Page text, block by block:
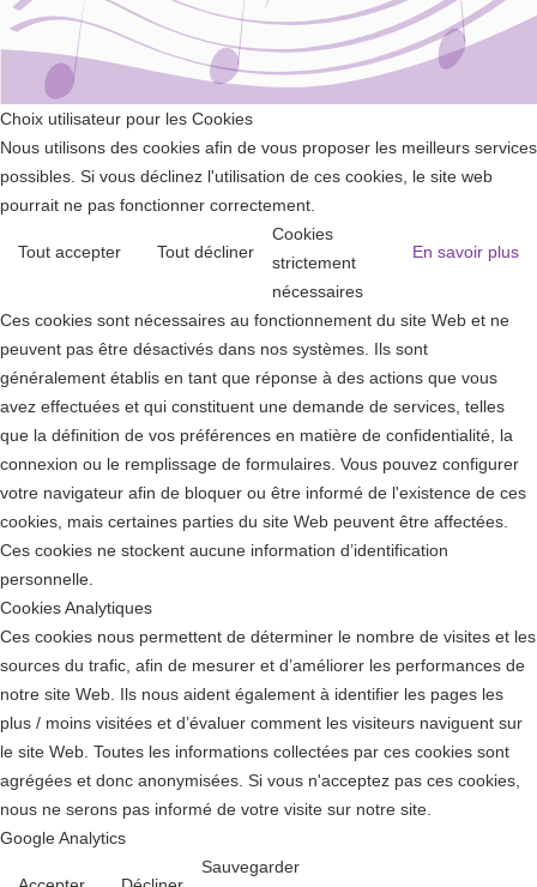
Choix utilisateur pour les Cookies
Nous utilisons des cookies afin de vous proposer les meilleurs services
possibles. Si vous déclinez l'utilisation de ces cookies, le site web
pourrait ne pas fonctionner correctement.
Tout accepter Tout décliner En savoir plus
Cookies
strictement
nécessaires
Ces cookies sont nécessaires au fonctionnement du site Web et ne
peuvent pas être désactivés dans nos systèmes. Ils sont
généralement établis en tant que réponse à des actions que vous
avez effectuées et qui constituent une demande de services, telles
que la définition de vos préférences en matière de confidentialité, la
connexion ou le remplissage de formulaires. Vous pouvez configurer
votre navigateur afin de bloquer ou être informé de l'existence de ces
cookies, mais certaines parties du site Web peuvent être affectées.
Ces cookies ne stockent aucune information d’identification
personnelle.
Cookies Analytiques
Ces cookies nous permettent de déterminer le nombre de visites et les
sources du trafic, afin de mesurer et d’améliorer les performances de
notre site Web. Ils nous aident également à identifier les pages les
plus / moins visitées et d’évaluer comment les visiteurs naviguent sur
le site Web. Toutes les informations collectées par ces cookies sont
agrégées et donc anonymisées. Si vous n'acceptez pas ces cookies,
nous ne serons pas informé de votre visite sur notre site.
Google Analytics
Sauvegarder